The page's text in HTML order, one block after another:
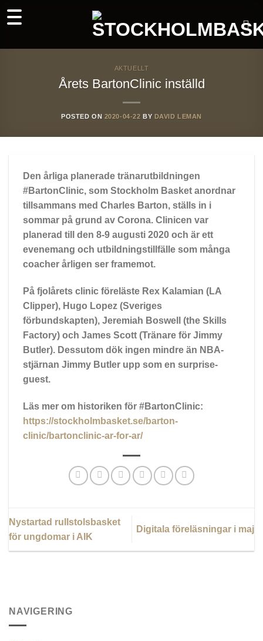
to
AKTUELLT
Årets BartonClinic inställd
POSTED ON 2020-04-22 BY DAVID LEMAN
Den årliga planerade tränarutbildningen
#BartonClinic, som Stockholm Basket anordnar
tillsammans med Charles Barton, ställs in i
sommar på grund av Corona. Clinicen var
planerad till den 8-9 augusti 2020 och är ett
evenemang och utbildningstillfälle som många
coacher årligen ser framemot.
På fjolårets clinic föreläste Rex Kalamian (LA
Clipper), Hugo Lopez (Sveriges
förbundskapten), Jeremiah Boswell (the Skills
Factory) och James Scott (Tränare för Jimmy
Butler). Dessutom dök ingen mindre än NBA-
stjärnan Jimmy Butler upp som en surprise-
guest.
Läs mer om historiken för #BartonClinic:
https://stockholmbasket.se/barton-
clinic/bartonclinic-ar-for-ar/
Nystartad rullstolsbasket
för ungdomar i AIK
Digitala föreläsningar i maj
NAVIGERING